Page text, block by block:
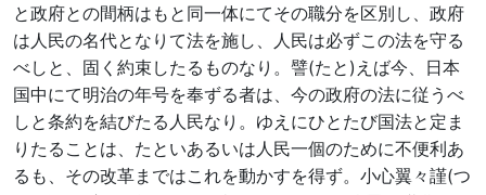
と政府との間柄はもと同一体にてその職分を区別し、政府
は人民の名代となりて法を施し、人民は必ずこの法を守る
べしと、固く約束したるものなり。譬(たと)えば今、日本
国中にて明治の年号を奉ずる者は、今の政府の法に従うべ
しと条約を結びたる人民なり。ゆえにひとたび国法と定ま
りたることは、たといあるいは人民一個のために不便利あ
るも、その改革まではこれを動かすを得ず。小心翼々謹(つ